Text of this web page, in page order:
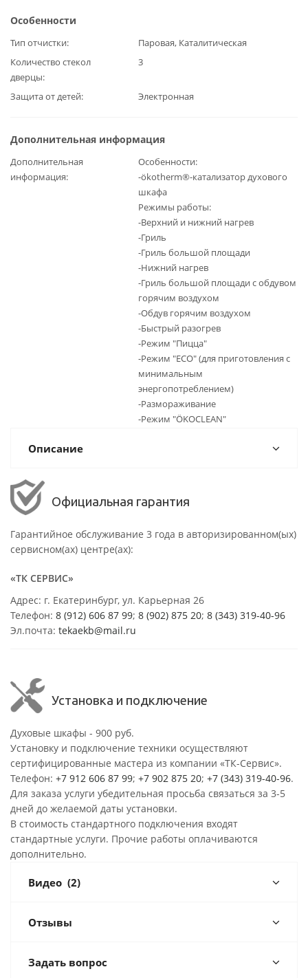
Особенности
Тип отчистки
Паровая, Каталитическая
Количество стекол
дверцы
3
Защита от детей Электронная
Дополнительная информация
Дополнительная
информация
Особенности:
-ökotherm®-катализатор духового
шкафа
Режимы работы:
-Верхний и нижний нагрев
-Гриль
-Гриль большой площади
-Нижний нагрев
-Гриль большой площади с обдувом
горячим воздухом
-Обдув горячим воздухом
-Быстрый разогрев
-Режим "Пицца"
-Режим "ECO" (для приготовления с
минимальным
энергопотреблением)
-Размораживание
-Режим "ÖKOCLEAN"
Описание
Официальная гарантия
Гарантийное обслуживание 3 года в авторизированном(ых)
сервисном(ах) центре(ах):
«ТК СЕРВИС»
Адрес: г. Екатеринбург, ул. Карьерная 26
Телефон: 8 (912) 606 87 99; 8 (902) 875 20; 8 (343) 319-40-96
Эл.почта: tekaekb@mail.ru
Установка и подключение
Духовые шкафы - 900 руб.
Установку и подключение техники осуществляют
сертифицированные мастера из компании «ТК-Сервис».
Телефон: +7 912 606 87 99; +7 902 875 20; +7 (343) 319-40-96.
Для заказа услуги убедительная просьба связаться за 3-5
дней до желаемой даты установки.
В стоимость стандартного подключения входят
стандартные услуги. Прочие работы оплачиваются
дополнительно.
Видео (2)
Отзывы
Задать вопрос